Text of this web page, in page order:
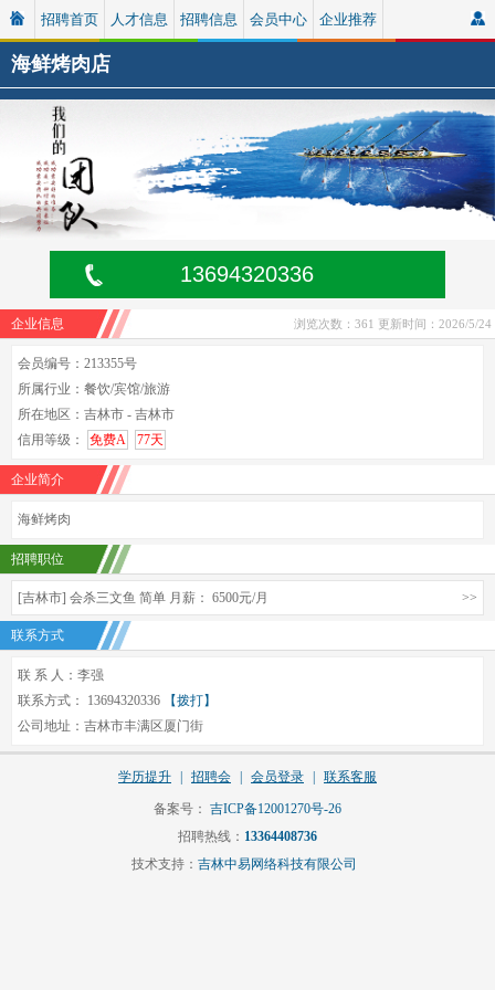
招聘首页 人才信息 招聘信息 会员中心 企业推荐
海鲜烤肉店
13694320336
更新时间：2026/5/24
浏览次数：361
企业信息
会员编号：213355号
所属行业：餐饮/宾馆/旅游
所在地区：吉林市 - 吉林市
信用等级：
免费A 77天
企业简介
海鲜烤肉
招聘职位
>>
[吉林市] 会杀三文鱼 简单 月薪： 6500元/月
联系方式
联 系 人：李强
联系方式： 13694320336
【拨打】
公司地址：吉林市丰满区厦门街
学历提升 | 招聘会 | 会员登录 | 联系客服
备案号： 吉ICP备12001270号-26
招聘热线： 13364408736
技术支持： 吉林中易网络科技有限公司